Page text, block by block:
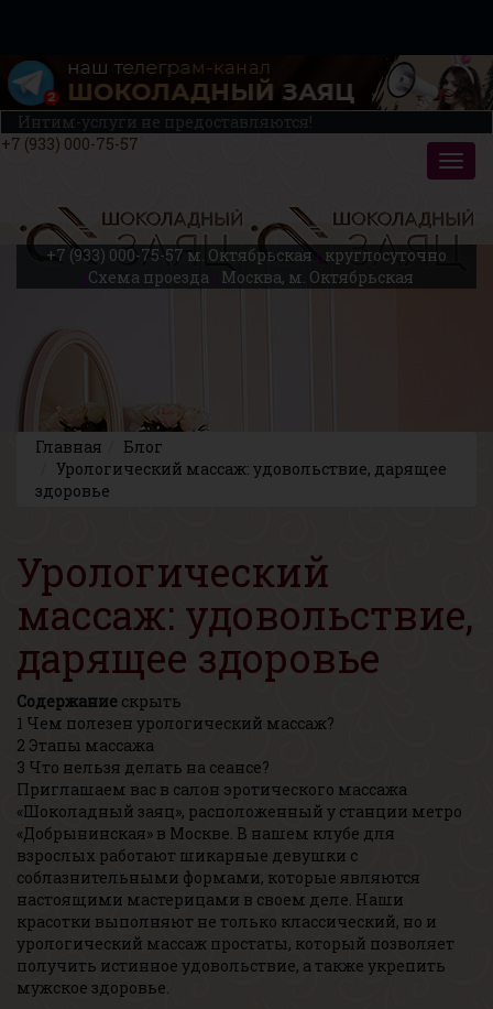
Интим-услуги не предоставляются!
+7 (933) 000-75-57
+7 (933) 000-75-57 м. Октябрьская
круглосуточно
Схема проезда
Москва, м. Октябрьская
Главная
Блог
Урологический массаж: удовольствие, дарящее
здоровье
Урологический
массаж: удовольствие,
дарящее здоровье
Содержание скрыть
1 Чем полезен урологический массаж?
2 Этапы массажа
3 Что нельзя делать на сеансе?
Приглашаем вас в салон эротического массажа
«Шоколадный заяц», расположенный у станции метро
«Добрынинская» в Москве. В нашем клубе для
взрослых работают шикарные девушки с
соблазнительными формами, которые являются
настоящими мастерицами в своем деле. Наши
красотки выполняют не только классический, но и
урологический массаж простаты, который позволяет
получить истинное удовольствие, а также укрепить
мужское здоровье.